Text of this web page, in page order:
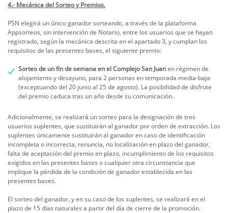
4.- Mecánica del Sorteo y Premios.
PSN elegirá un único ganador sorteando, a través de la plataforma
Appsorteos, sin intervención de Notario, entre los usuarios que se hayan
registrado, según la mecánica descrita en el apartado 3, y cumplan los
requisitos de las presentes bases, el siguiente premio:
Sorteo de un fin de semana en el Complejo San Juanen régimen de
alojamiento y desayuno, para 2 personas en temporada media-baja
(exceptuando del 20 junio al 25 de agosto). La posibilidad de disfrute
del premio caduca tras un año desde su comunicación.
Adicionalmente, se realizará un sorteo para la designación de tres
usuarios suplentes, que sustituirán al ganador por orden de extracción. Los
suplentes únicamente sustituirán al ganador en caso de identificación
incompleta o incorrecta, renuncia, no localización en plazo del ganador,
falta de aceptación del premio en plazo, incumplimiento de los requisitos
exigidos en las presentes bases o cualquier otra circunstancia que
implique la pérdida de la condición de ganador establecida en las
presentes bases.
El sorteo del ganador, y en su caso de los suplentes, se realizará en el
plazo de 15 días naturales a partir del día de cierre de la promoción.